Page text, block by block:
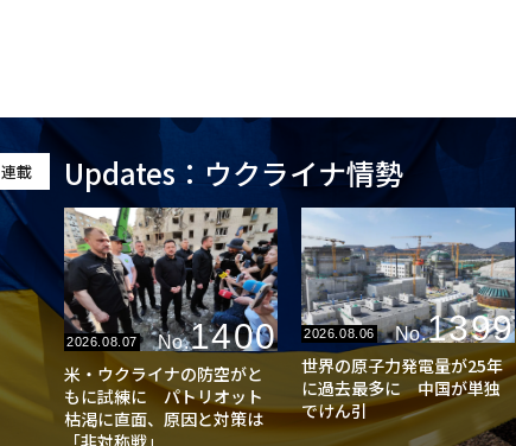
連載 Updates：ウクライナ情勢
2026.08.07 No.1400
米・ウクライナの防空がと
もに試練に パトリオット
枯渇に直面、原因と対策は
「非対称戦」
2026.08.06 No.1399
世界の原子力発電量が25年
に過去最多に 中国が単独
でけん引